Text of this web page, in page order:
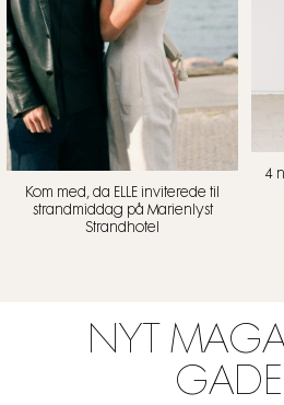
Kom med, da ELLE inviterede til
strandmiddag på Marienlyst
Strandhotel
4
NYT